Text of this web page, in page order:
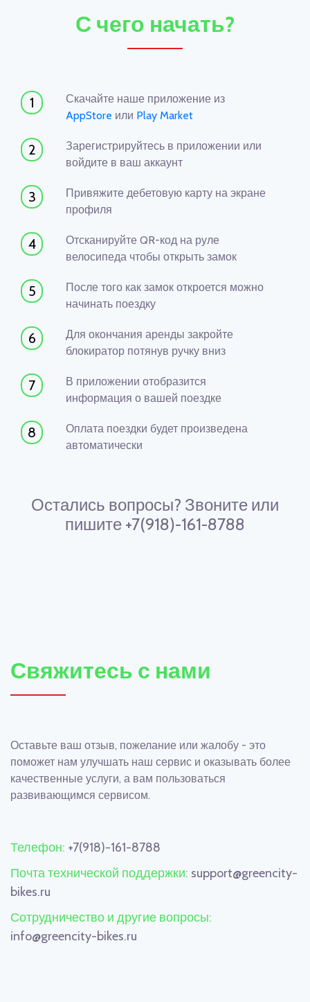
С чего начать?
1
Скачайте наше приложение из
AppStore или Play Market
2
Зарегистрируйтесь в приложении или
войдите в ваш аккаунт
3
Привяжите дебетовую карту на экране
профиля
4
Отсканируйте QR-код на руле
велосипеда чтобы открыть замок
5
После того как замок откроется можно
начинать поездку
6
Для окончания аренды закройте
блокиратор потянув ручку вниз
7
В приложении отобразится
информация о вашей поездке
8
Оплата поездки будет произведена
автоматически
Остались вопросы? Звоните или
пишите +7(918)-161-8788
Свяжитесь с нами
Оставьте ваш отзыв, пожелание или жалобу - это
поможет нам улучшать наш сервис и оказывать более
качественные услуги, а вам пользоваться
развивающимся сервисом.
Телефон: +7(918)-161-8788
Почта технической поддержки: support@greencity-
bikes.ru
Сотрудничество и другие вопросы:
info@greencity-bikes.ru